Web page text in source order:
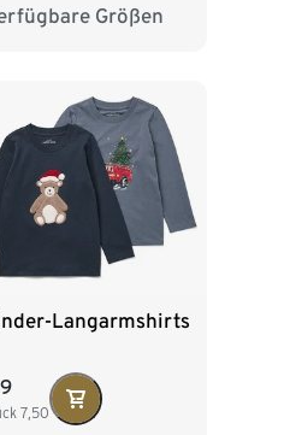
Größen
92 98/104
Langarmshirts
7,50